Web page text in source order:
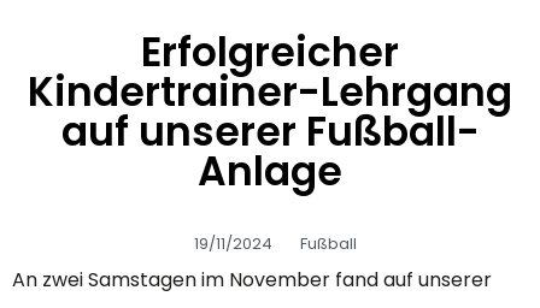
Erfolgreicher
Kindertrainer-Lehrgang
auf unserer Fußball-
Anlage
19/11/2024 Fußball
An zwei Samstagen im November fand auf unserer